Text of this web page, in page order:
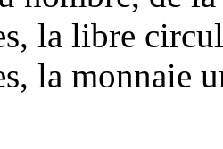
la libre
la monnaie